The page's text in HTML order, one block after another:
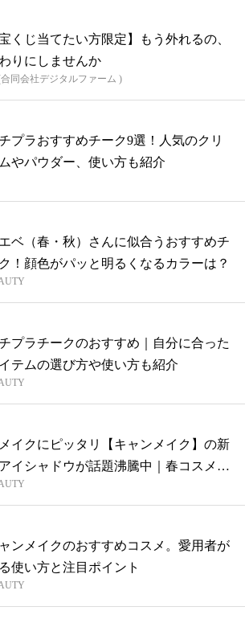
宝くじ当てたい方限定】もう外れるの、
りにしませんか
合同会社デジタルファーム )
プラおすすめチーク9選！人気のクリ
やパウダー、使い方も紹介
ベ（春・秋）さんに似合うおすすめチ
！顔色がパッと明るくなるカラーは？
プラチークのおすすめ｜自分に合った
テムの選び方や使い方も紹介
イクにピッタリ【キャンメイク】の新
イシャドウが話題沸騰中｜春コスメ
ンメイクのおすすめコスメ。愛用者が
使い方と注目ポイント